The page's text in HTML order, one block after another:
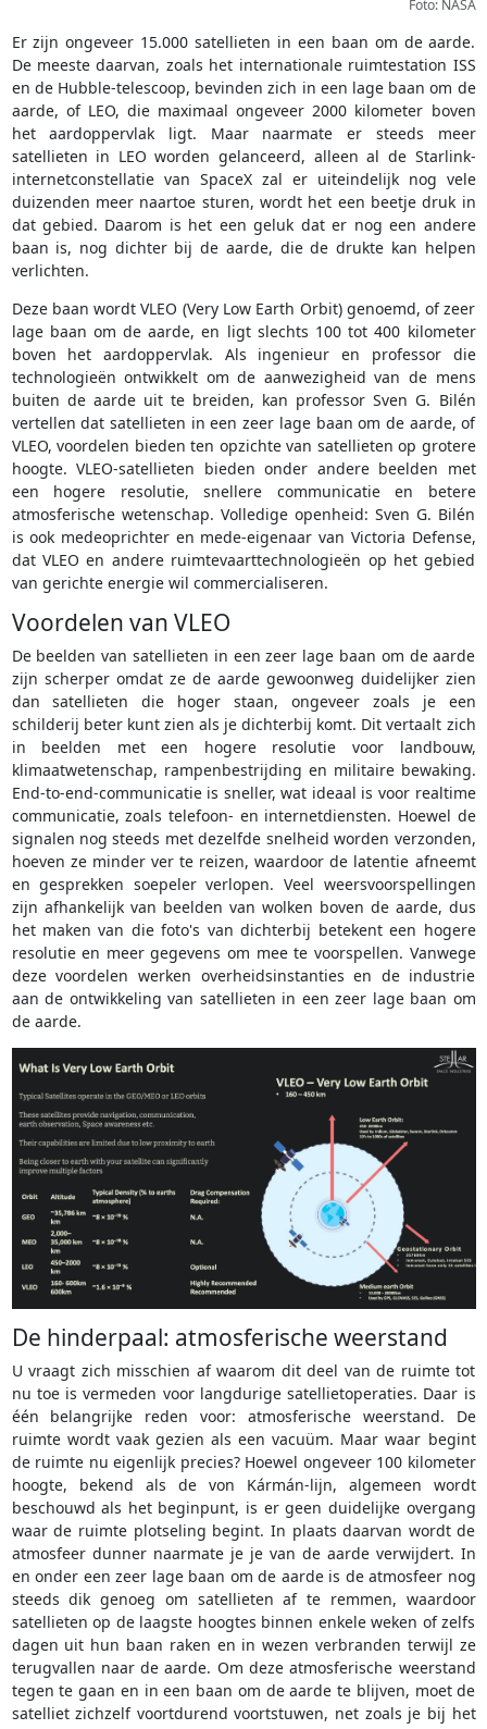
Foto: NASA
Er zijn ongeveer 15.000 satellieten in een baan om de aarde.
De meeste daarvan, zoals het internationale ruimtestation ISS
en de Hubble-telescoop, bevinden zich in een lage baan om de
aarde, of LEO, die maximaal ongeveer 2000 kilometer boven
het aardoppervlak ligt. Maar naarmate er steeds meer
satellieten in LEO worden gelanceerd, alleen al de Starlink-
internetconstellatie van SpaceX zal er uiteindelijk nog vele
duizenden meer naartoe sturen, wordt het een beetje druk in
dat gebied. Daarom is het een geluk dat er nog een andere
baan is, nog dichter bij de aarde, die de drukte kan helpen
verlichten.
Deze baan wordt VLEO (Very Low Earth Orbit) genoemd, of zeer
lage baan om de aarde, en ligt slechts 100 tot 400 kilometer
boven het aardoppervlak. Als ingenieur en professor die
technologieën ontwikkelt om de aanwezigheid van de mens
buiten de aarde uit te breiden, kan professor Sven G. Bilén
vertellen dat satellieten in een zeer lage baan om de aarde, of
VLEO, voordelen bieden ten opzichte van satellieten op grotere
hoogte. VLEO-satellieten bieden onder andere beelden met
een hogere resolutie, snellere communicatie en betere
atmosferische wetenschap. Volledige openheid: Sven G. Bilén
is ook medeoprichter en mede-eigenaar van Victoria Defense,
dat VLEO en andere ruimtevaarttechnologieën op het gebied
van gerichte energie wil commercialiseren.
Voordelen van VLEO
De beelden van satellieten in een zeer lage baan om de aarde
zijn scherper omdat ze de aarde gewoonweg duidelijker zien
dan satellieten die hoger staan, ongeveer zoals je een
schilderij beter kunt zien als je dichterbij komt. Dit vertaalt zich
in beelden met een hogere resolutie voor landbouw,
klimaatwetenschap, rampenbestrijding en militaire bewaking.
End-to-end-communicatie is sneller, wat ideaal is voor realtime
communicatie, zoals telefoon- en internetdiensten. Hoewel de
signalen nog steeds met dezelfde snelheid worden verzonden,
hoeven ze minder ver te reizen, waardoor de latentie afneemt
en gesprekken soepeler verlopen. Veel weersvoorspellingen
zijn afhankelijk van beelden van wolken boven de aarde, dus
het maken van die foto's van dichterbij betekent een hogere
resolutie en meer gegevens om mee te voorspellen. Vanwege
deze voordelen werken overheidsinstanties en de industrie
aan de ontwikkeling van satellieten in een zeer lage baan om
de aarde.
De hinderpaal: atmosferische weerstand
U vraagt zich misschien af waarom dit deel van de ruimte tot
nu toe is vermeden voor langdurige satellietoperaties. Daar is
één belangrijke reden voor: atmosferische weerstand. De
ruimte wordt vaak gezien als een vacuüm. Maar waar begint
de ruimte nu eigenlijk precies? Hoewel ongeveer 100 kilometer
hoogte, bekend als de von Kármán-lijn, algemeen wordt
beschouwd als het beginpunt, is er geen duidelijke overgang
waar de ruimte plotseling begint. In plaats daarvan wordt de
atmosfeer dunner naarmate je je van de aarde verwijdert. In
en onder een zeer lage baan om de aarde is de atmosfeer nog
steeds dik genoeg om satellieten af te remmen, waardoor
satellieten op de laagste hoogtes binnen enkele weken of zelfs
dagen uit hun baan raken en in wezen verbranden terwijl ze
terugvallen naar de aarde. Om deze atmosferische weerstand
tegen te gaan en in een baan om de aarde te blijven, moet de
satelliet zichzelf voortdurend voortstuwen, net zoals je bij het